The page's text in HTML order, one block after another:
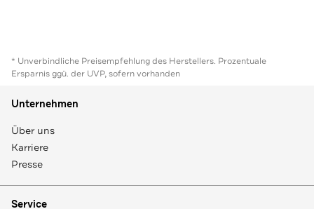
* Unverbindliche Preisempfehlung des Herstellers. Prozentuale
Ersparnis ggü. der UVP, sofern vorhanden
Unternehmen
Über uns
Karriere
Presse
Service